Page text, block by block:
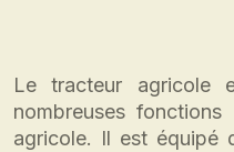
Le tracteur agricole
nombreuses
agricole. Il est équipé